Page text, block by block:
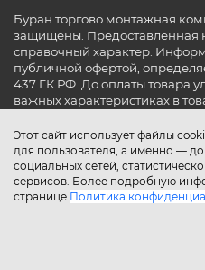
Этот сайт использует файлы
для пользователя, а именно —
социальных сетей,
сервисов. Более подробную
странице Политика
Буран торгово монтажная
защищены. Предоставленная
справочный характер.
публичной офертой,
437 ГК РФ. До оплаты товара
важных характеристиках в